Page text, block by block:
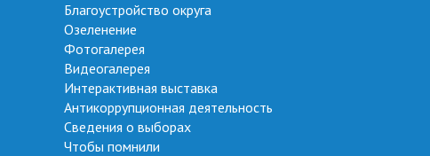
Благоустройство округа
Озеленение
Фотогалерея
Видеогалерея
Интерактивная выставка
Антикоррупционная деятельность
Сведения о выборах
Чтобы помнили